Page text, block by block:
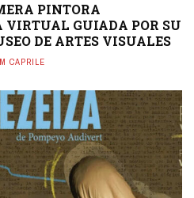
PINTORA
VIRTUAL GUIADA POR SU
DE ARTES VISUALES
CAPRILE